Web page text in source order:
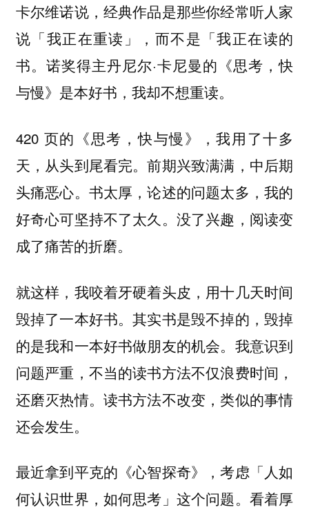
卡尔维诺说，经典作品是那些你经常听人家
说「我正在重读」，而不是「我正在读的
书。诺奖得主丹尼尔·卡尼曼的《思考，快
与慢》是本好书，我却不想重读。
420 页的《思考，快与慢》，我用了十多
天，从头到尾看完。前期兴致满满，中后期
头痛恶心。书太厚，论述的问题太多，我的
好奇心可坚持不了太久。没了兴趣，阅读变
成了痛苦的折磨。
就这样，我咬着牙硬着头皮，用十几天时间
毁掉了一本好书。其实书是毁不掉的，毁掉
的是我和一本好书做朋友的机会。我意识到
问题严重，不当的读书方法不仅浪费时间，
还磨灭热情。读书方法不改变，类似的事情
还会发生。
最近拿到平克的《心智探奇》，考虑「人如
何认识世界，如何思考」这个问题。看着厚